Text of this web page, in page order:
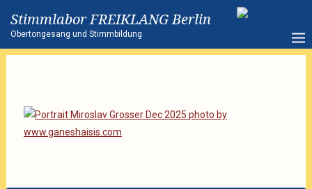
Stimmlabor FREIKLANG Berlin
Obertongesang und Stimmbildung